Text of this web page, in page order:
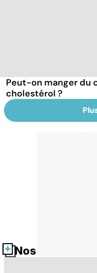
Peut-on manger du
cholestérol ?
Nos fiches